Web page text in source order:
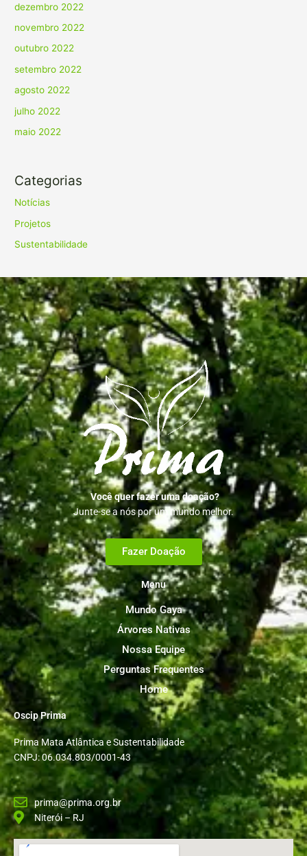
dezembro 2022
novembro 2022
outubro 2022
setembro 2022
agosto 2022
julho 2022
maio 2022
Categorias
Notícias
Projetos
Sustentabilidade
Você quer fazer uma doação?
Junte-se a nós por um mundo melhor.
Fazer Doação
Menu
Mundo Gaya
Árvores Nativas
Nossa Equipe
Perguntas Frequentes
Home
Oscip Prima
Prima Mata Atlântica e Sustentabilidade
CNPJ: 06.034.803/0001-43
prima@prima.org.br
Niterói – RJ